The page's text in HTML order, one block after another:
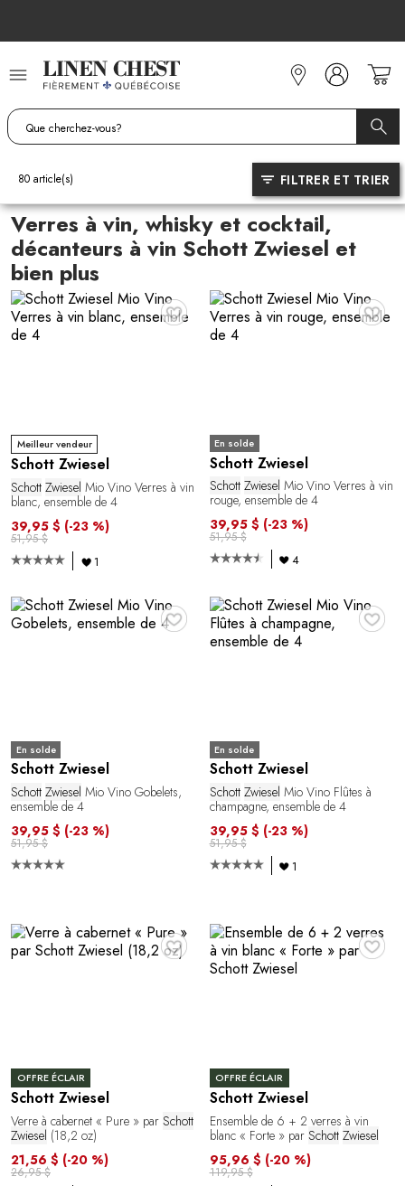
contenu
Verres à vin, whisky et cocktail,
décanteurs à vin Schott Zwiesel et
bien plus
80 article(s) FILTRER ET TRIER
♥
Meilleur vendeur
Schott Zwiesel
Schott Zwiesel Mio Vino Verres à vin
blanc, ensemble de 4
39,95 $ (-23 %)
51,95 $
1
♥
En solde
Schott Zwiesel
Schott Zwiesel Mio Vino Verres à vin
rouge, ensemble de 4
39,95 $ (-23 %)
51,95 $
4
♥
En solde
Schott Zwiesel
Schott Zwiesel Mio Vino Gobelets,
ensemble de 4
39,95 $ (-23 %)
51,95 $
♥
En solde
Schott Zwiesel
Schott Zwiesel Mio Vino Flûtes à
champagne, ensemble de 4
39,95 $ (-23 %)
51,95 $
1
♥
OFFRE ÉCLAIR
Schott Zwiesel
Verre à cabernet « Pure » par Schott
Zwiesel (18,2 oz)
21,56 $ (-20 %)
26,95 $
♥
OFFRE ÉCLAIR
Schott Zwiesel
Ensemble de 6 + 2 verres à vin
blanc « Forte » par Schott Zwiesel
95,96 $ (-20 %)
119,95 $